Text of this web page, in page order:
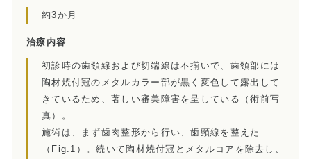
ペリオドンタルメディスン
再生療法とは
予防歯科とは
訪問診療/その他
約3か月
治療内容
初診時の歯頸線および切端線は不揃いで、歯頸部には
陶材焼付冠のメタルカラー部が黒く変色して露出して
きているため、著しい審美障害を呈している（術前写
真）。
施術は、まず歯肉整形から行い、歯頸線を整えた
（Fig.1）。続いて陶材焼付冠とメタルコアを除去し、